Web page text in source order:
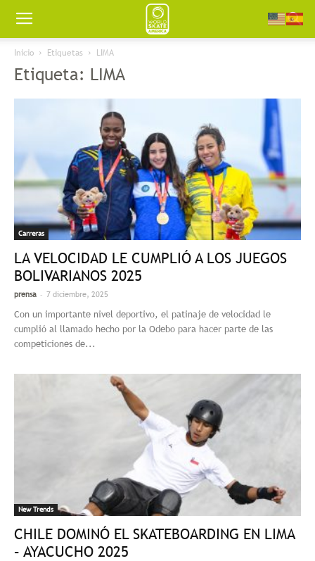
Worldskate
America
Inicio Etiquetas LIMA
Etiqueta: LIMA
Carreras
LA VELOCIDAD LE CUMPLIÓ A LOS JUEGOS
BOLIVARIANOS 2025
prensa - 7 diciembre, 2025
Con un importante nivel deportivo, el patinaje de velocidad le
cumplió al llamado hecho por la Odebo para hacer parte de las
competiciones de...
New Trends
CHILE DOMINÓ EL SKATEBOARDING EN LIMA
– AYACUCHO 2025